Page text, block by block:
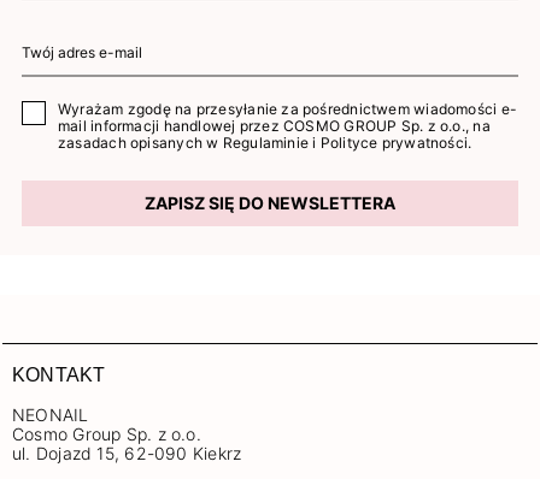
Wyrażam zgodę na przesyłanie za pośrednictwem wiadomości e-
mail informacji handlowej przez COSMO GROUP Sp. z o.o., na
zasadach opisanych w Regulaminie i Polityce prywatności.
ZAPISZ SIĘ DO NEWSLETTERA
KONTAKT
NEONAIL
Cosmo Group Sp. z o.o.
ul. Dojazd 15, 62-090 Kiekrz